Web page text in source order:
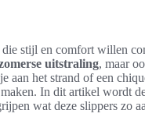
stijl en comfort willen
uitstraling, maar
aan het strand of een
In dit artikel wordt
wat deze slippers zo